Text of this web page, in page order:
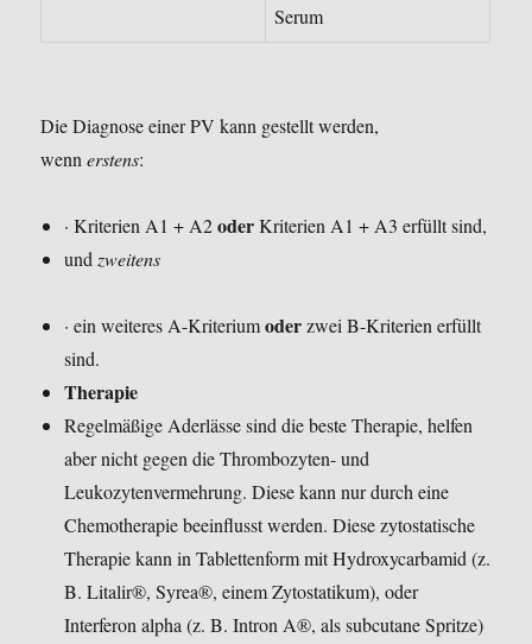
Serum
Die Diagnose einer PV kann gestellt werden,
wennerstens:
· Kriterien A1 + A2oderKriterien A1 + A3 erfüllt sind,
undzweitens
· ein weiteres A-Kriteriumoderzwei B-Kriterien erfüllt
sind.
Therapie
Regelmäßige Aderlässe sind die beste Therapie, helfen
aber nicht gegen die Thrombozyten- und
Leukozytenvermehrung. Diese kann nur durch eine
Chemotherapie beeinflusst werden. Diese zytostatische
Therapie kann in Tablettenform mit Hydroxycarbamid (z.
B. Litalir®, Syrea®, einem Zytostatikum), oder
Interferon alpha (z. B. Intron A®, als subcutane Spritze)